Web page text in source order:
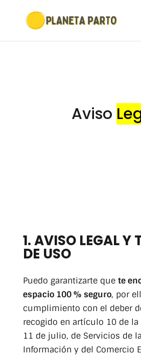
Aviso
1. AVISO LEGAL Y
DE USO
Puedo garantizarte que te
espacio 100 % seguro, por
cumplimiento con el deber
recogido en artículo 10 de la
11 de julio, de Servicios de
Información y del Comercio